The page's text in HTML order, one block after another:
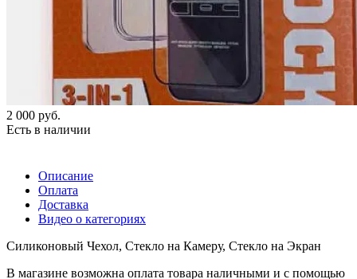
2 000 руб.
Есть в наличии
Описание
Оплата
Доставка
Видео о категориях
Силиконовый Чехол, Стекло на Камеру, Стекло на Экран
В магазине возможна оплата товара наличными и с помощью